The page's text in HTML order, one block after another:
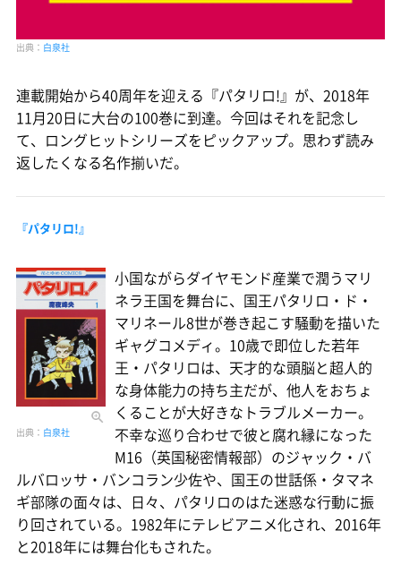
出典： 白泉社
連載開始から40周年を迎える『パタリロ!』が、2018年
11月20日に大台の100巻に到達。今回はそれを記念し
て、ロングヒットシリーズをピックアップ。思わず読み
返したくなる名作揃いだ。
『パタリロ!』
出典： 白泉社
小国ながらダイヤモンド産業で潤うマリ
ネラ王国を舞台に、国王パタリロ・ド・
マリネール8世が巻き起こす騒動を描いた
ギャグコメディ。10歳で即位した若年
王・パタリロは、天才的な頭脳と超人的
な身体能力の持ち主だが、他人をおちょ
くることが大好きなトラブルメーカー。
不幸な巡り合わせで彼と腐れ縁になった
M16（英国秘密情報部）のジャック・バ
ルバロッサ・バンコラン少佐や、国王の世話係・タマネ
ギ部隊の面々は、日々、パタリロのはた迷惑な行動に振
り回されている。1982年にテレビアニメ化され、2016年
と2018年には舞台化もされた。